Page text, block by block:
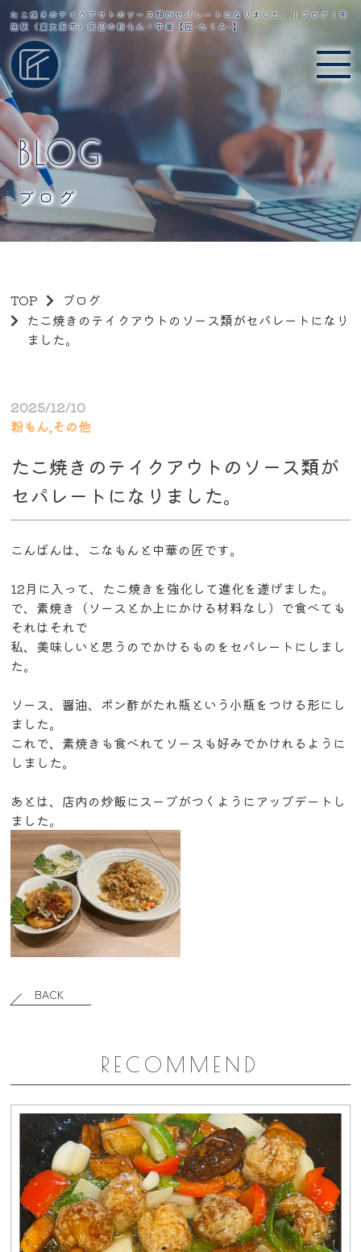
たこ焼きのテイクアウトのソース類がセパレートになりました。｜ブログ｜布
施駅（東大阪市）周辺の粉もん・中華【匠-たくみ-】
BLOG
ブログ
TOP
ブログ
たこ焼きのテイクアウトのソース類がセパレートになり
ました。
2025/12/10
粉もん,その他
たこ焼きのテイクアウトのソース類が
セパレートになりました。
こんばんは、こなもんと中華の匠です。
12月に入って、たこ焼きを強化して進化を遂げました。
で、素焼き（ソースとか上にかける材料なし）で食べても
それはそれで
私、美味しいと思うのでかけるものをセパレートにしまし
た。
ソース、醤油、ポン酢がたれ瓶という小瓶をつける形にし
ました。
これで、素焼きも食べれてソースも好みでかけれるように
しました。
あとは、店内の炒飯にスープがつくようにアップデートし
ました。
BACK
RECOMMEND